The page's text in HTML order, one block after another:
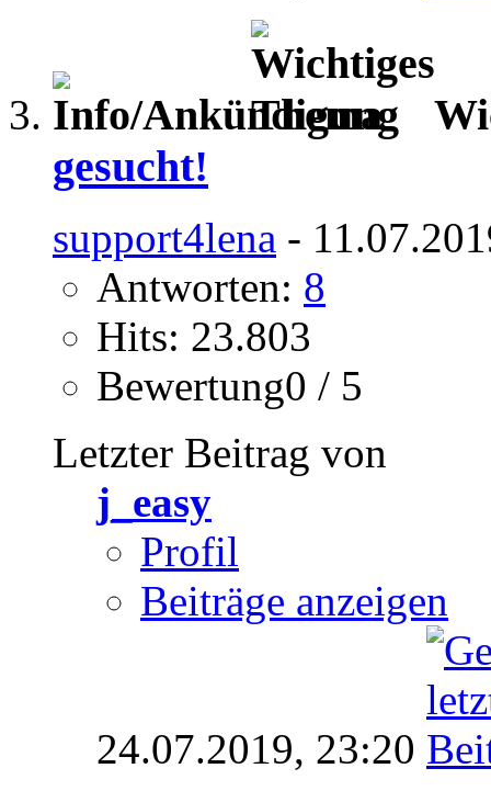
gesucht!
support4lena -
Antworten: 8
Hits: 23.803
Bewertung0 / 5
Letzter Beitrag von
j_easy
Profil
Beiträge anzeigen
24.07.2019, 23:20